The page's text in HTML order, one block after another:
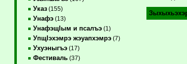
Указ(155)
Унафэ(13)
УнафэщIым и псалъэ(1)
УпщIэхэмрэ жэуапхэмрэ(7)
Ухуэныгъэ(17)
Фестиваль(37)